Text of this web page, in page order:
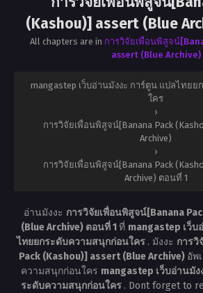
(Kashou)] assert (Blue
All chapters are in การวิจัยเพื่อนพิสูจน์
assert (Blue Archive)
mangastep เว็บอ่านมังงะ การ์ตูน แปลไทย
ใคร
›
การวิจัยเพื่อนพิสูจน์[Banana Pack
Archive)
›
การวิจัยเพื่อนพิสูจน์[Banana Pack
Archive) ตอนที่ 1
อ่านมังงะ การวิจัยเพื่อนพิสูจน์[Banana
(Blue Archive) ตอนที่ 1ที่ mangastep เว็บ
ไทยยกระดับความสนุกก่อนใคร . มังงะ การวิ
Pack (Kashou)] assert (Blue Archive) อัพ
ความสนุกก่อนใคร mangastep เว็บอ่านมั
ระดับความสนุกก่อนใคร . Dont forget to